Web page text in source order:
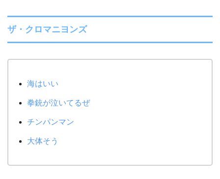
ザ・クロマニヨンズ
海はいい
拳銃が泣いてるぜ
チンパンマン
大体そう